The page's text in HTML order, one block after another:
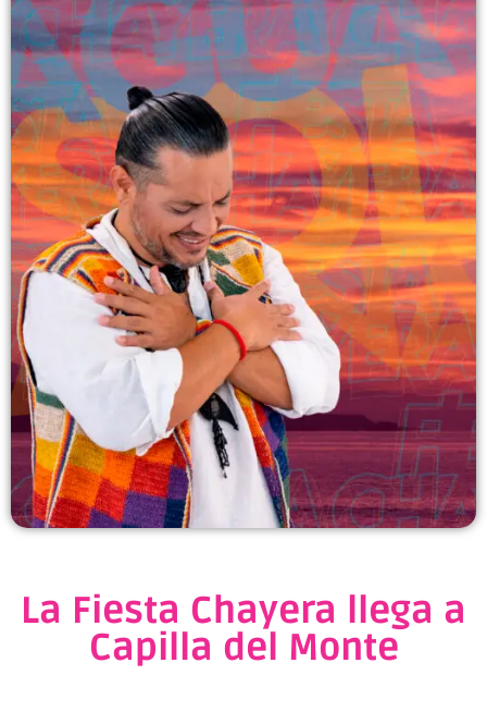
La Fiesta Chayera llega a
Capilla del Monte